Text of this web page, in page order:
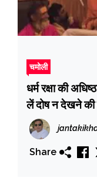
चमोली
धर्म रक्षा की
लें दोष न देखने की
Share